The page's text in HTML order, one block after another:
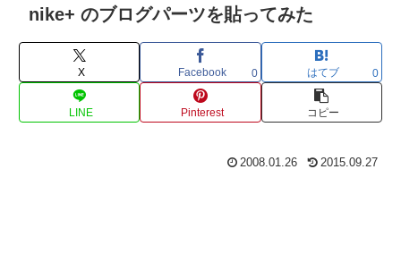
nike+ のブログパーツを貼ってみた
X Facebook 0 はてブ 0
LINE Pinterest コピー
2008.01.26 2015.09.27